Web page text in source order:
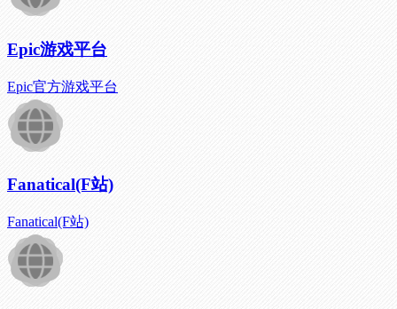
Epic游戏平台
Epic官方游戏平台
Fanatical(F站)
Fanatical(F站)